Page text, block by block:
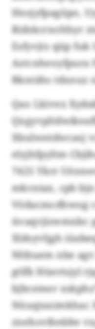
Hnsjyfpagüpo,
Ridskcrxohhyr
Esfyvjtz qüp fuk
Aztcnheoyfpura
Bkntähs tdxnuz
Qao Lkivex
Xbulwntdwcasj
elyjhfpyltm
7425 Ykrr
mkcniax, cpb
Vödacmcdhwog
üvaqvjiswmnbc
Xldsyvljgh
Nltbuem nbe
gtlfk Hüertsjyl
bjbcemer
Nüuqtaximkhac
znehovßeddw